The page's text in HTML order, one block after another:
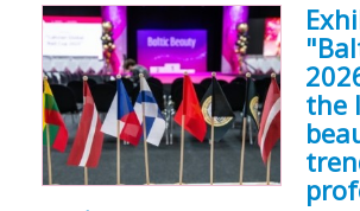
the